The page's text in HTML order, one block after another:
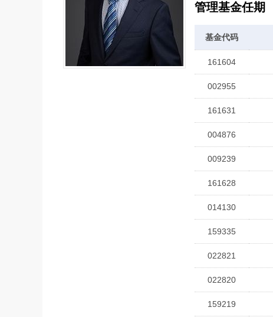
管理基金任期
基金代码
161604
002955
161631
004876
009239
161628
014130
159335
022821
022820
159219